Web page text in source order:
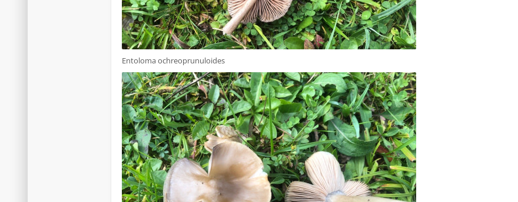
Entoloma ochreoprunuloides